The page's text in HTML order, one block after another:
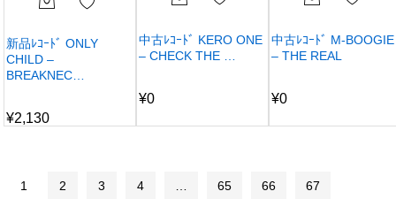
新品ﾚｺｰﾄﾞ ONLY
CHILD –
BREAKNEC…
¥2,130
中古ﾚｺｰﾄﾞ KERO ONE
– CHECK THE …
¥0
中古ﾚｺｰﾄﾞ M-BOOGIE
– THE REAL
¥0
1 2 3 4 65 66 67